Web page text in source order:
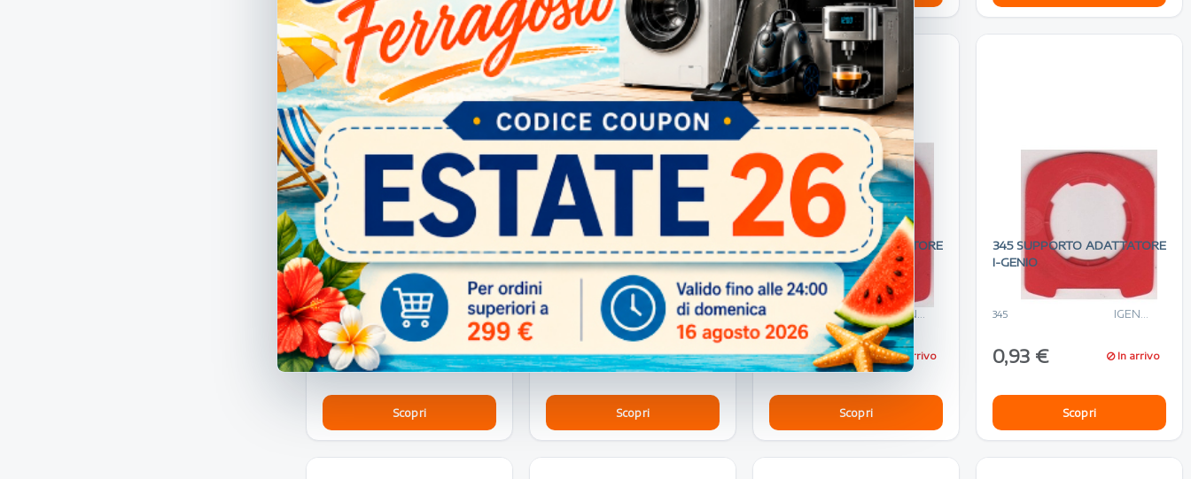
500 SUPPORTO
ADATTATORE I-GENIO
500 IGENIO
0,93 € In arrivo
Scopri
I-GENIO
352 IGENIO
0,93 € In arrivo
Scopri
350 SUPPORTO ADATTATORE
I-GENIO
IGENIO
0,93 € In arrivo
Scopri
345 SUPPORTO ADATTATORE
I-GENIO
345 IGENIO
0,93 € In arrivo
Scopri